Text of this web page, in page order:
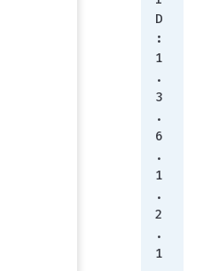
D
:
1
.
3
.
6
.
1
.
2
.
1